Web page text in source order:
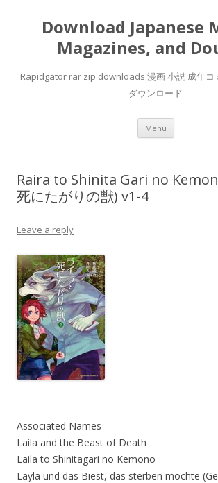
Download Japanese
Magazines, and
Rapidgator rar zip downloads 漫画 小説 成年コ
ダウンロード
Menu Skip
content
Raira to Shinita Gari no
死にたがりの獣) v1-4
Leave a reply
Associated Names
Laila and the Beast of Death
Laila to Shinitagari no Kemono
Layla und das Biest, das sterben möchte